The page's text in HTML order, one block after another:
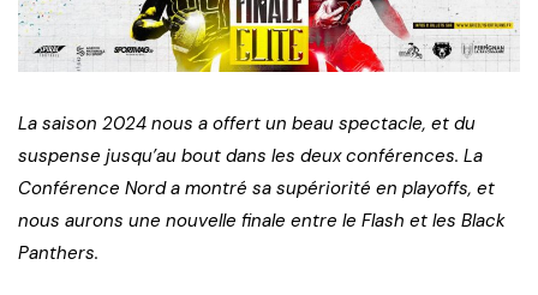
La saison 2024 nous a offert un beau spectacle, et du
suspense jusqu’au bout dans les deux conférences. La
Conférence Nord a montré sa supériorité en playoffs, et
nous aurons une nouvelle finale entre le Flash et les Black
Panthers.